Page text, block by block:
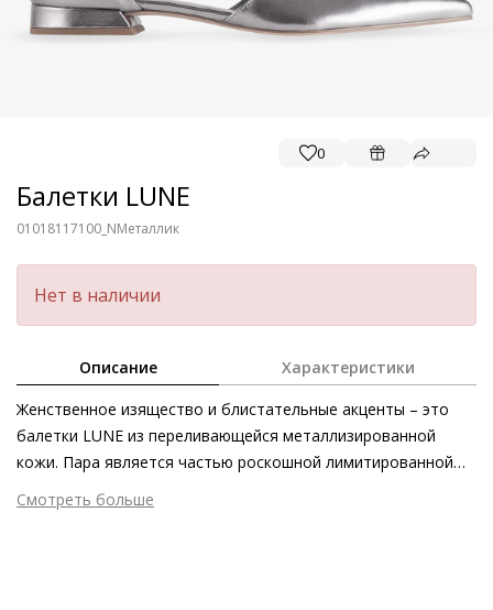
0
Балетки LUNE
01018117100_NМеталлик
Нет в наличии
Описание Характеристики
Женственное изящество и блистательные акценты – это
балетки LUNE из переливающейся металлизированной
кожи. Пара является частью роскошной лимитированной
коллекции Vienna Edition, где классика сочетается с
современностью, прославляя традиционные австрийские
Смотреть больше